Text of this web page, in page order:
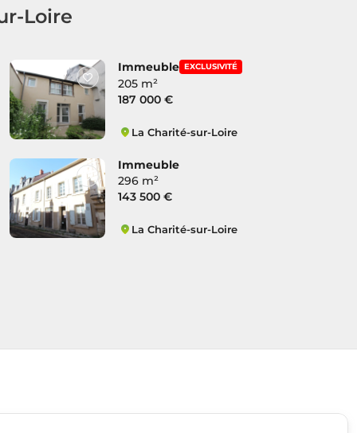
Loire
Immeuble EXCLUSIVITÉ
205 m²
187 000 €
La Charité-sur-Loire
Immeuble
296 m²
143 500 €
La Charité-sur-Loire